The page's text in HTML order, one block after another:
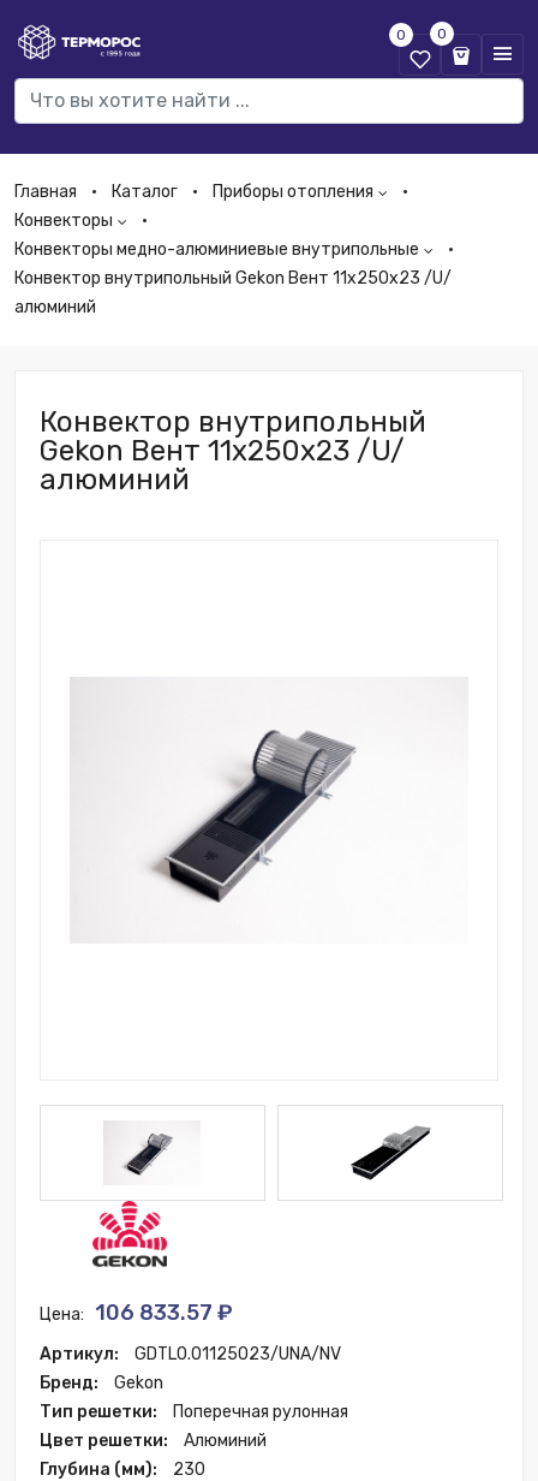
0 0
Главная Каталог
Приборы отопления
Конвекторы
Конвекторы медно-алюминиевые внутрипольные
Конвектор внутрипольный Gekon Вент 11х250х23 /U/
алюминий
Конвектор внутрипольный
Gekon Вент 11х250х23 /U/
алюминий
Цена: 106 833.57 ₽
Артикул:
GDTL0.01125023/UNA/NV
Бренд:
Gekon
Тип решетки:
Поперечная рулонная
Цвет решетки:
Алюминий
Глубина (мм):
230